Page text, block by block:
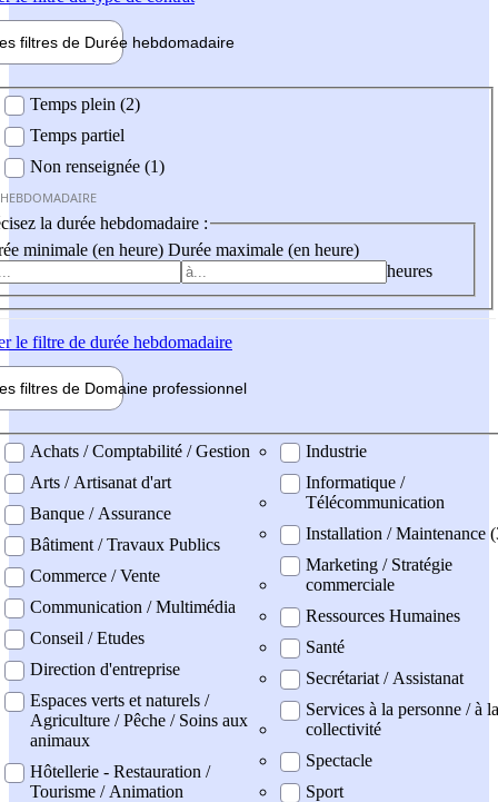
filtres de Durée hebdomadaire
Temps plein (2)
Temps partiel
Non renseignée (1)
la durée hebdomadaire :
minimale (en heure) Durée maximale (en heure)
heures
le filtre de durée hebdomadaire
filtres de Domaine professionnel
professionel
Achats / Comptabilité / Gestion
Arts / Artisanat d'art
Banque / Assurance
Bâtiment / Travaux Publics
Commerce / Vente
Communication / Multimédia
Conseil / Etudes
Direction d'entreprise
Espaces verts et naturels /
Agriculture / Pêche / Soins aux
animaux
Hôtellerie - Restauration /
Tourisme / Animation
Industrie
Informatique /
Télécommunication
Installation / Maintenance
Marketing / Stratégie
commerciale
Ressources Humaines
Santé
Secrétariat / Assistanat
Services à la personne / à la
collectivité
Spectacle
Sport